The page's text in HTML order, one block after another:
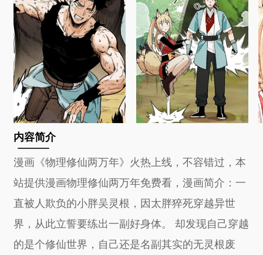
内容简介
漫画《物理修仙两万年》火热上线，不容错过，本
站提供漫画物理修仙两万年免费看，漫画简介：一
直被人欺负的小胖吴灵根，因太胖猝死穿越异世
界，从此立誓要练出一副好身体。 却发现自己穿越
的是个修仙世界，自己还是名副其实的无灵根废